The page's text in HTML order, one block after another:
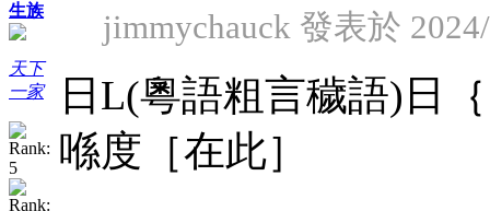
生族
天下
一家
jimmychauck 發表於
日L(粵語粗言穢語)日
喺度［在此］